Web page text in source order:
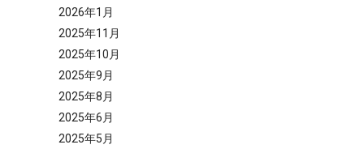
2026年1月
2025年11月
2025年10月
2025年9月
2025年8月
2025年6月
2025年5月